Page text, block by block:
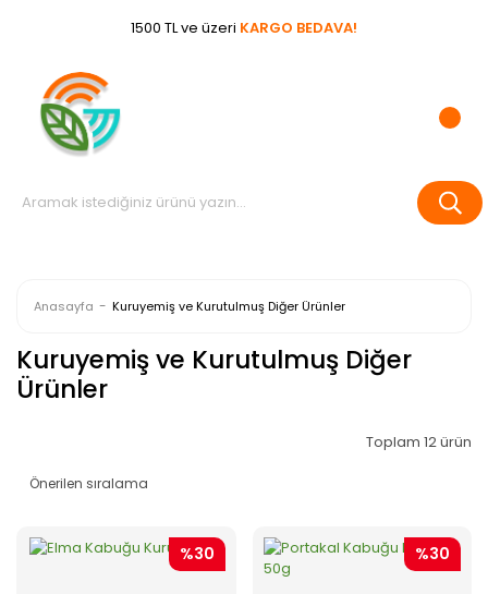
1500 TL ve üzeri KARGO BEDAVA!
Anasayfa Kuruyemiş ve Kurutulmuş Diğer Ürünler
Kuruyemiş ve Kurutulmuş Diğer
Ürünler
Toplam 12 ürün
%30 %30